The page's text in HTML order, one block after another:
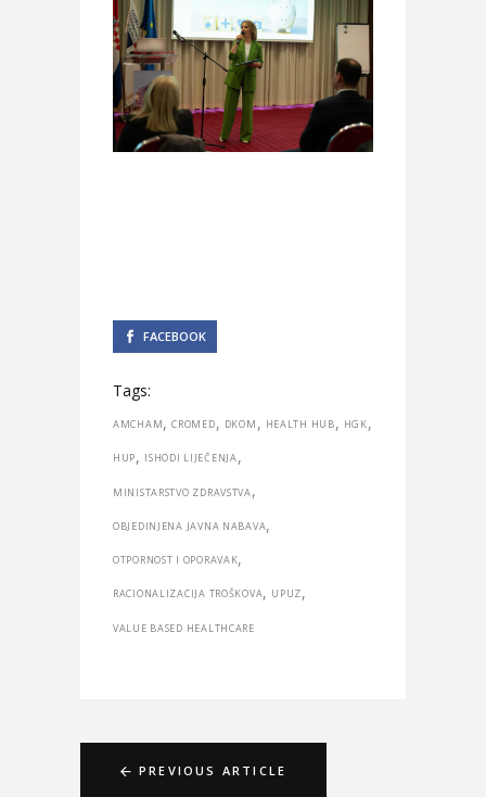
FACEBOOK
Tags:
AMCHAM,CROMED, DKOM , HEALTH HUB, HGK,
HUP, ISHODI LIJEČENJA,
MINISTARSTVO ZDRAVSTVA,
OBJEDINJENA JAVNA NABAVA,
OTPORNOST I OPORAVAK,
RACIONALIZACIJA TROŠKOVA, UPUZ,
VALUE BASED HEALTHCARE
PREVIOUS ARTICLE